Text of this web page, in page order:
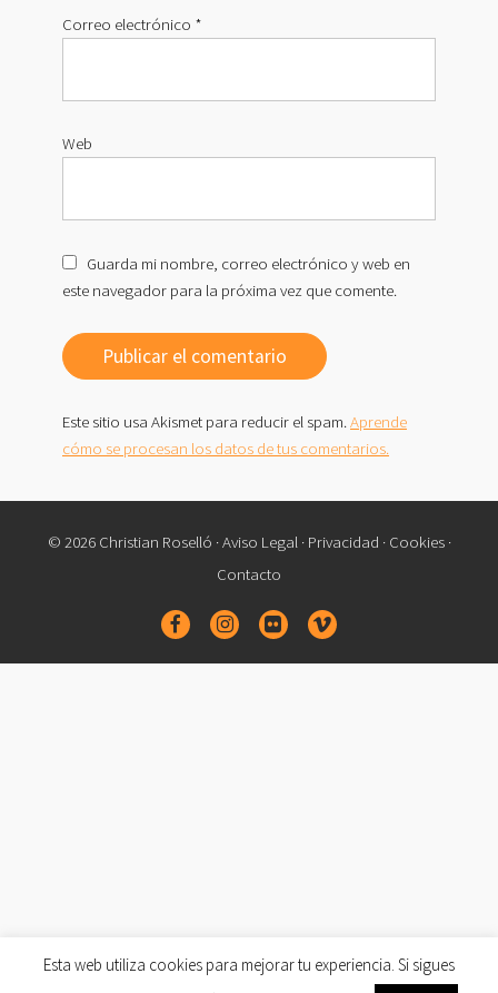
Correo electrónico *
Web
Guarda mi nombre, correo electrónico y web en
este navegador para la próxima vez que comente.
Este sitio usa Akismet para reducir el spam.Aprende
cómo se procesan los datos de tus comentarios.
© 2026 Christian Roselló ·Aviso Legal· Privacidad · Cookies·
Contacto
Esta web utiliza cookies para mejorar tu experiencia. Si sigues